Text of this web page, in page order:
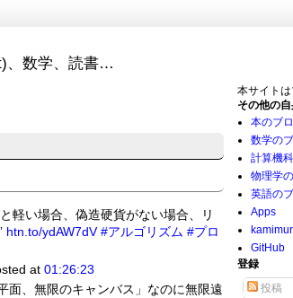
、数学、読書…
軽い場合、偽造硬貨がない場合、リ
htn.to/ydAW7dV #アルゴリズム #プロ
at 01:26:23
、無限のキャンバス」なのに無限遠
本サイトは
その他の
本のブ
数学の
計算機
物理学
英語の
Apps
GitHub
登録
投稿